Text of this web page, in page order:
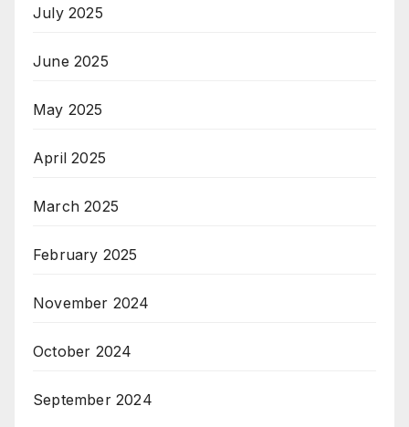
July 2025
June 2025
May 2025
April 2025
March 2025
February 2025
November 2024
October 2024
September 2024